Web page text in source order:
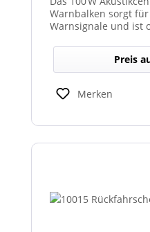
Warnbalken sorgt
Warnsignale und ist
erhältlich.
Preis
Merken